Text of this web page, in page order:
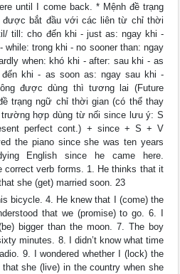
until I come back. * Mệnh đề trạng
bắt đầu với các liên từ chỉ thời
till: cho đến khi - just as: ngay khi -
while: trong khi - no sooner than: ngay
when: khó khi - after: sau khi - as
đến khi - as soon as: ngay sau khi -
được dùng thì tương lai (Future
trạng ngữ chỉ thời gian (có thể thay
trường hợp dùng từ nối since lưu ý: S
perfect cont.) + since + S + V
the piano since she was ten years
English since he came here.
correct verb forms. 1. He thinks that it
she (get) married soon. 23
bicycle. 4. He knew that I (come) the
that we (promise) to go. 6. I
bigger than the moon. 7. The boy
minutes. 8. I didn’t know what time
9. I wondered whether I (lock) the
she (live) in the country when she